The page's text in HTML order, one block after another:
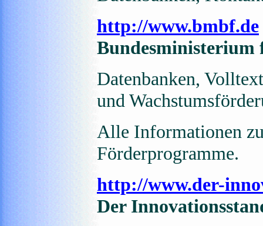
http://www.bmbf.de
Datenbanken,
und
Alle Informationen
Förderprogramme.
http://www.der-
Der